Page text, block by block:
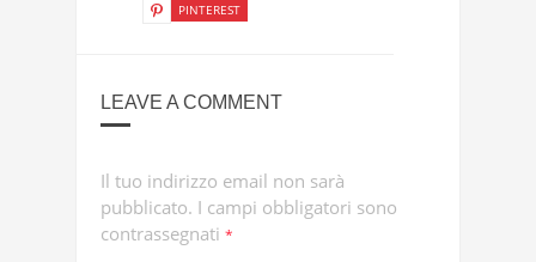
PINTEREST
LEAVE A COMMENT
Il tuo indirizzo email non sarà
pubblicato. I campi obbligatori sono
contrassegnati *